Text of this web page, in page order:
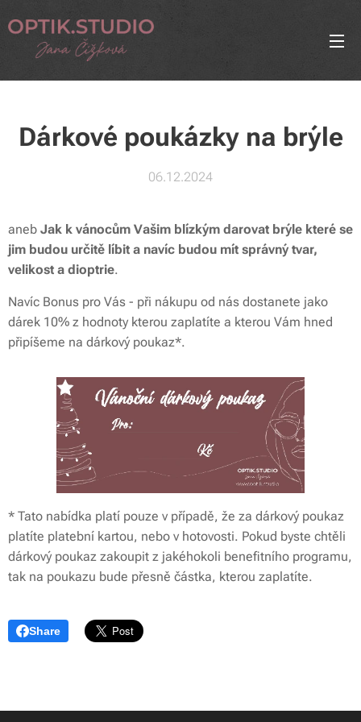
Dárkové poukázky na brýle
06.12.2024
aneb Jak k vánocům Vašim blízkým darovat brýle které se
jim budou určitě líbit a navíc budou mít správný tvar,
velikost a dioptrie.
Navíc Bonus pro Vás - při nákupu od nás dostanete jako
dárek 10% z hodnoty kterou zaplatíte a kterou Vám hned
připíšeme na dárkový poukaz*.
* Tato nabídka platí pouze v případě, že za dárkový poukaz
platíte platební kartou, nebo v hotovosti. Pokud byste chtěli
dárkový poukaz zakoupit z jakéhokoli benefitního programu,
tak na poukazu bude přesně částka, kterou zaplatíte.
Share